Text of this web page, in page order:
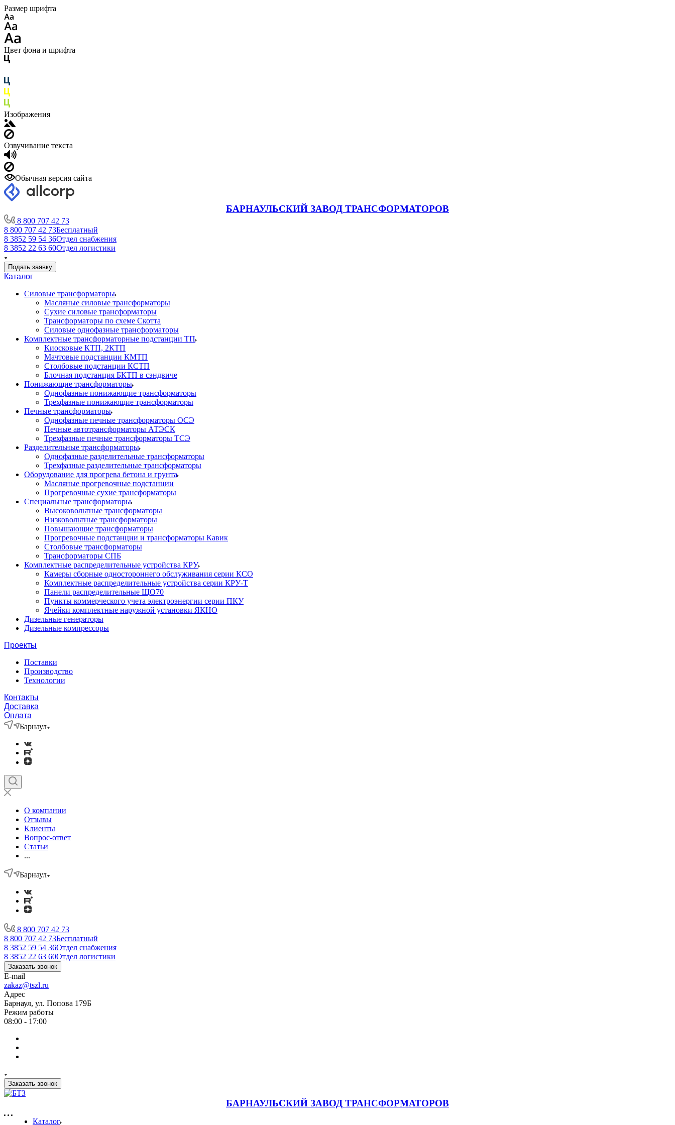
Размер шрифта
Цвет фона и шрифта
Изображения
Озвучивание текста
Обычная версия сайта
БАРНАУЛЬСКИЙ ЗАВОД ТРАНСФОРМАТОРОВ
8 800 707 42 73
8 800 707 42 73Бесплатный
8 3852 59 54 36Отдел снабжения
8 3852 22 63 60Отдел логистики
Подать заявку
Каталог
Силовые трансформаторы
Масляные силовые трансформаторы
Сухие силовые трансформаторы
Трансформаторы по схеме Скотта
Силовые однофазные трансформаторы
Комплектные трансформаторные подстанции ТП
Киосковые КТП, 2КТП
Мачтовые подстанции КМТП
Столбовые подстанции КСТП
Блочная подстанция БКТП в сэндвиче
Понижающие трансформаторы
Однофазные понижающие трансформаторы
Трехфазные понижающие трансформаторы
Печные трансформаторы
Однофазные печные трансформаторы ОСЭ
Печные автотрансформаторы АТЭСК
Трехфазные печные трансформаторы ТСЭ
Разделительные трансформаторы
Однофазные разделительные трансформаторы
Трехфазные разделительные трансформаторы
Оборудование для прогрева бетона и грунта
Масляные прогревочные подстанции
Прогревочные сухие трансформаторы
Специальные трансформаторы
Высоковольтные трансформаторы
Низковольтные трансформаторы
Повышающие трансформаторы
Прогревочные подстанции и трансформаторы Кавик
Столбовые трансформаторы
Трансформаторы СПБ
Комплектные распределительные устройства КРУ
Камеры сборные одностороннего обслуживания серии КСО
Комплектные распределительные устройства серии КРУ-Т
Панели распределительные ЩО70
Пункты коммерческого учета электроэнергии серии ПКУ
Ячейки комплектные наружной установки ЯКНО
Дизельные генераторы
Дизельные компрессоры
Проекты
Поставки
Производство
Технологии
Контакты
Доставка
Оплата
Барнаул
О компании
Отзывы
Клиенты
Вопрос-ответ
Статьи
...
Барнаул
8 800 707 42 73
8 800 707 42 73Бесплатный
8 3852 59 54 36Отдел снабжения
8 3852 22 63 60Отдел логистики
Заказать звонок
E-mail
zakaz@tszl.ru
Адрес
Барнаул, ул. Попова 179Б
Режим работы
08:00 - 17:00
Заказать звонок
БАРНАУЛЬСКИЙ ЗАВОД ТРАНСФОРМАТОРОВ
Каталог